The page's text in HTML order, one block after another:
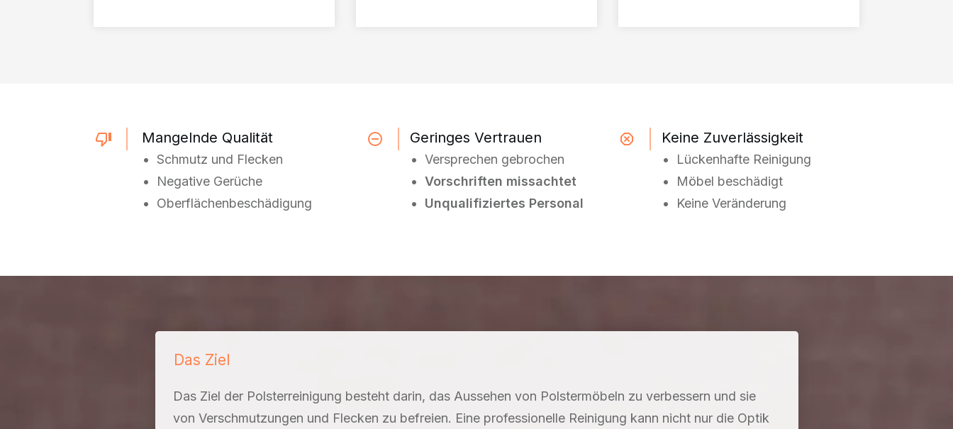
Mangelnde Qualität
• Schmutz und Flecken
• Negative Gerüche
• Oberflächenbeschädigung
Geringes Vertrauen
•Versprechen gebrochen
• Vorschriften missachtet
• Unqualifiziertes Personal
Keine Zuverlässigkeit
• Lückenhafte Reinigung
• Möbel beschädigt
• Keine Veränderung
Das Ziel
Das Ziel der Polsterreinigung besteht darin, das Aussehen von Polstermöbeln zu verbessern und sie
von Verschmutzungen und Flecken zu befreien. Eine professionelle Reinigung kann nicht nur die Optik